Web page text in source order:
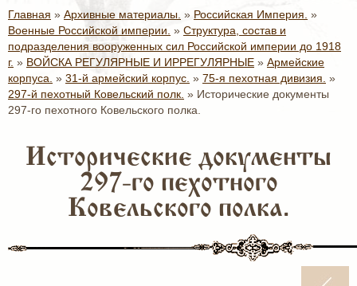
Главная » Архивные материалы. » Российская Империя. »
Военные Российской империи. » Структура, состав и
подразделения вооруженных сил Российской империи до 1918
г. » ВОЙСКА РЕГУЛЯРНЫЕ И ИРРЕГУЛЯРНЫЕ » Армейские
корпуса. » 31-й армейский корпус. » 75-я пехотная дивизия. »
297-й пехотный Ковельский полк. » Исторические документы
297-го пехотного Ковельского полка.
Исторические документы
297-го пехотного
Ковельского полка.